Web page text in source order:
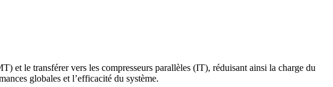
et le transférer vers les compresseurs parallèles (IT), réduisant ainsi la charge du
globales et l’efficacité du système.